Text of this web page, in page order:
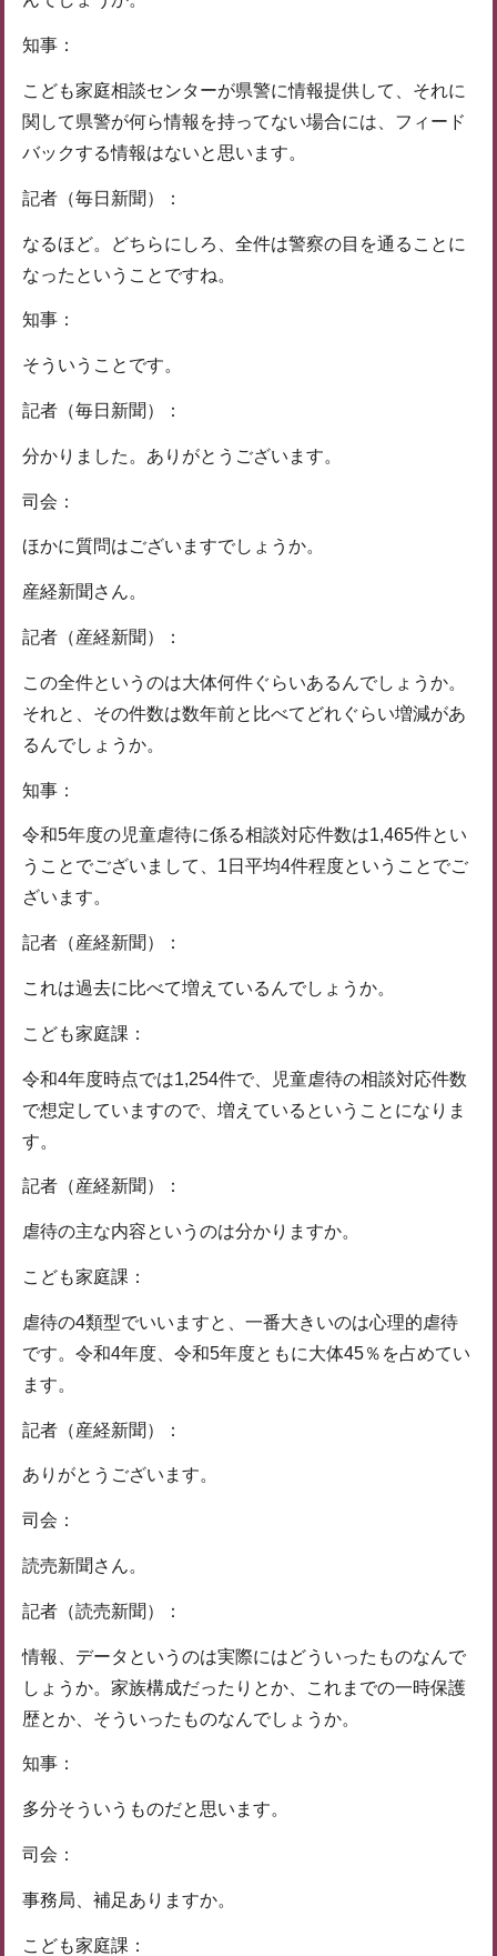
知事：
こども家庭相談センターが県警に情報提供して、それに
関して県警が何ら情報を持ってない場合には、フィード
バックする情報はないと思います。
記者（毎日新聞）：
なるほど。どちらにしろ、全件は警察の目を通ることに
なったということですね。
知事：
そういうことです。
記者（毎日新聞）：
分かりました。ありがとうございます。
司会：
ほかに質問はございますでしょうか。
産経新聞さん。
記者（産経新聞）：
この全件というのは大体何件ぐらいあるんでしょうか。
それと、その件数は数年前と比べてどれぐらい増減があ
るんでしょうか。
知事：
令和5年度の児童虐待に係る相談対応件数は1,465件とい
うことでございまして、1日平均4件程度ということでご
ざいます。
記者（産経新聞）：
これは過去に比べて増えているんでしょうか。
こども家庭課：
令和4年度時点では1,254件で、児童虐待の相談対応件数
で想定していますので、増えているということになりま
す。
記者（産経新聞）：
虐待の主な内容というのは分かりますか。
こども家庭課：
虐待の4類型でいいますと、一番大きいのは心理的虐待
です。令和4年度、令和5年度ともに大体45％を占めてい
ます。
記者（産経新聞）：
ありがとうございます。
司会：
読売新聞さん。
記者（読売新聞）：
情報、データというのは実際にはどういったものなんで
しょうか。家族構成だったりとか、これまでの一時保護
歴とか、そういったものなんでしょうか。
知事：
多分そういうものだと思います。
司会：
事務局、補足ありますか。
こども家庭課：